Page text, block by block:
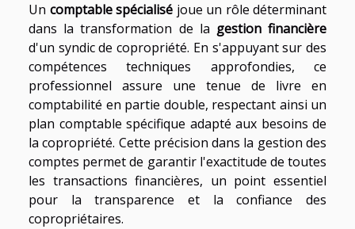
Un comptable spécialisé joue un rôle déterminant
dans la transformation de la gestion financière
d'un syndic de copropriété. En s'appuyant sur des
compétences techniques approfondies, ce
professionnel assure une tenue de livre en
comptabilité en partie double, respectant ainsi un
plan comptable spécifique adapté aux besoins de
la copropriété. Cette précision dans la gestion des
comptes permet de garantir l'exactitude de toutes
les transactions financières, un point essentiel
pour la transparence et la confiance des
copropriétaires.